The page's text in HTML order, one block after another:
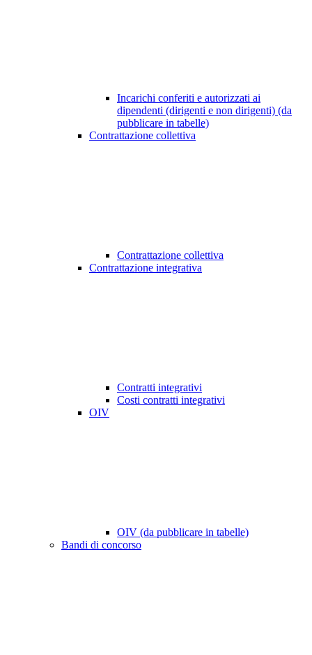
Incarichi conferiti e autorizzati ai
dipendenti (dirigenti e non dirigenti) (da
pubblicare in tabelle)
Contrattazione collettiva
Contrattazione collettiva
Contrattazione integrativa
Contratti integrativi
Costi contratti integrativi
OIV
OIV (da pubblicare in tabelle)
Bandi di concorso